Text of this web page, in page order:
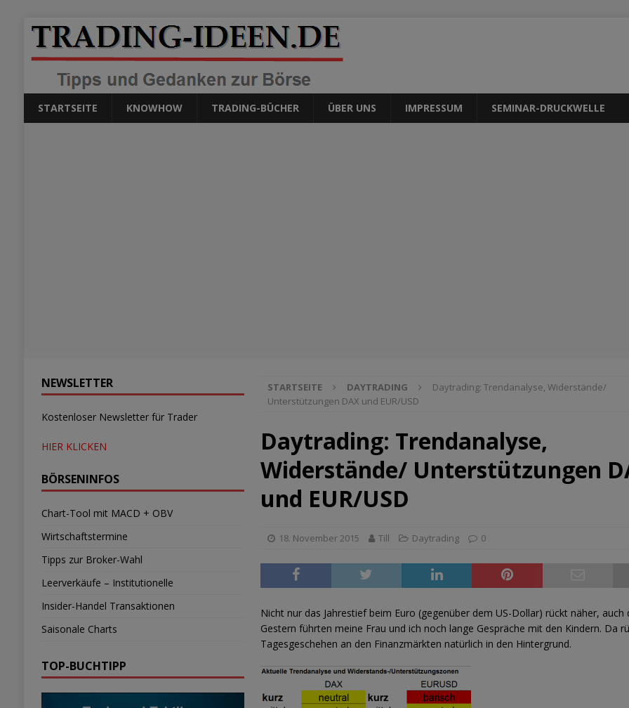
STARTSEITE KNOWHOW TRADING-BÜCHER ÜBER UNS IMPRESSUM SEMINAR-DRUCKWELLE
STARTSEITE DAYTRADING
Daytrading: Trendanalyse, Widerstände/
Unterstützungen DAX und EUR/USD
Daytrading: Trendanalyse,
Widerstände/ Unterstützungen
und EUR/USD
18. November 2015 Till Daytrading 0
Nicht nur das Jahrestief beim Euro (gegenüber dem US-Dollar) rückt näher, auch
Gestern führten meine Frau und ich noch lange Gespräche mit den Kindern. Da
Tagesgeschehen an den Finanzmärkten natürlich in den Hintergrund.
NEWSLETTER
Kostenloser Newsletter für Trader
HIER KLICKEN
BÖRSENINFOS
Chart-Tool mit MACD + OBV
Wirtschaftstermine
Tipps zur Broker-Wahl
Leerverkäufe – Institutionelle
Insider-Handel Transaktionen
Saisonale Charts
TOP-BUCHTIPP